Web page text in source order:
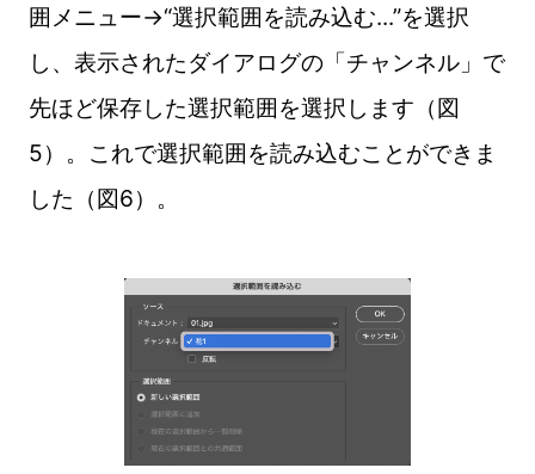
囲メニュー→“選択範囲を読み込む...”を選択
し、表示されたダイアログの「チャンネル」で
先ほど保存した選択範囲を選択します（図
5）。これで選択範囲を読み込むことができま
した（図6）。